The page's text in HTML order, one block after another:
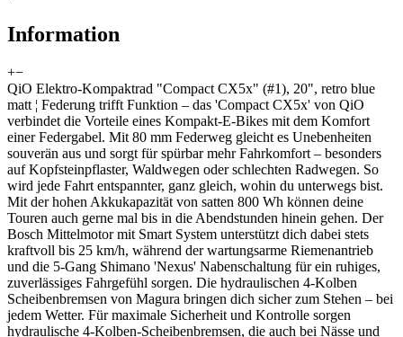
Information
+−
QiO Elektro-Kompaktrad "Compact CX5x" (#1), 20", retro blue
matt ¦ Federung trifft Funktion – das 'Compact CX5x' von QiO
verbindet die Vorteile eines Kompakt-E-Bikes mit dem Komfort
einer Federgabel. Mit 80 mm Federweg gleicht es Unebenheiten
souverän aus und sorgt für spürbar mehr Fahrkomfort – besonders
auf Kopfsteinpflaster, Waldwegen oder schlechten Radwegen. So
wird jede Fahrt entspannter, ganz gleich, wohin du unterwegs bist.
Mit der hohen Akkukapazität von satten 800 Wh können deine
Touren auch gerne mal bis in die Abendstunden hinein gehen. Der
Bosch Mittelmotor mit Smart System unterstützt dich dabei stets
kraftvoll bis 25 km/h, während der wartungsarme Riemenantrieb
und die 5-Gang Shimano 'Nexus' Nabenschaltung für ein ruhiges,
zuverlässiges Fahrgefühl sorgen. Die hydraulischen 4-Kolben
Scheibenbremsen von Magura bringen dich sicher zum Stehen – bei
jedem Wetter. Für maximale Sicherheit und Kontrolle sorgen
hydraulische 4-Kolben-Scheibenbremsen, die auch bei Nässe und